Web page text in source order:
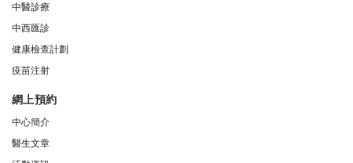
中醫診療
中西匯診
健康檢查計劃
疫苗注射
網上預約
中心簡介
醫生文章